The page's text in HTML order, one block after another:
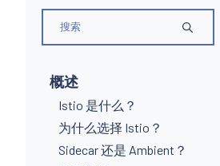
概述
Istio 是什么？
为什么选择 Istio？
Sidecar 还是 Ambient？